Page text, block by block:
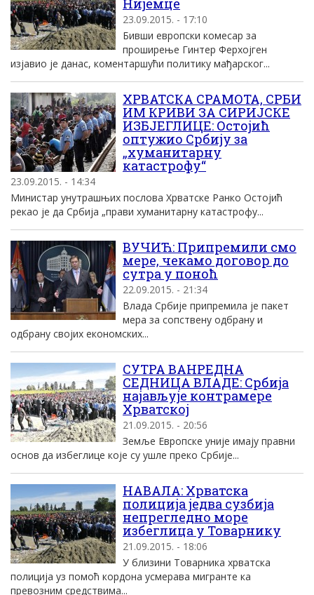
Нијемце
23.09.2015. - 17:10
Бивши европски комесар за
проширење Гинтер Ферхојген
изјавио је данас, коментаршући политику мађарског...
ХРВАТСКА СРАМОТА, СРБИ
ИМ КРИВИ ЗА СИРИЈСКЕ
ИЗБЈЕГЛИЦЕ: Остојић
оптужио Србију за
„хуманитарну
катастрофу“
23.09.2015. - 14:34
Министар унутрашњих послова Хрватске Ранко Остојић
рекао је да Србија „прави хуманитарну катастрофу...
ВУЧИЋ: Припремили смо
мере, чекамо договор до
сутра у поноћ
22.09.2015. - 21:34
Влада Србиjе припремила jе пакет
мера за сопствену одбрану и
одбрану своjих економских...
СУТРА ВАНРЕДНА
СЕДНИЦА ВЛАДЕ: Србија
најављује контрамере
Хрватској
21.09.2015. - 20:56
Земље Европске уније имају правни
основ да избеглице које су ушле преко Србије...
НАВАЛА: Хрватска
полиција једва сузбија
непрегледно море
избеглица у Товарнику
21.09.2015. - 18:06
У близини Товарника хрватска
полиција уз помоћ кордона усмерава мигранте ка
превозним средствима...